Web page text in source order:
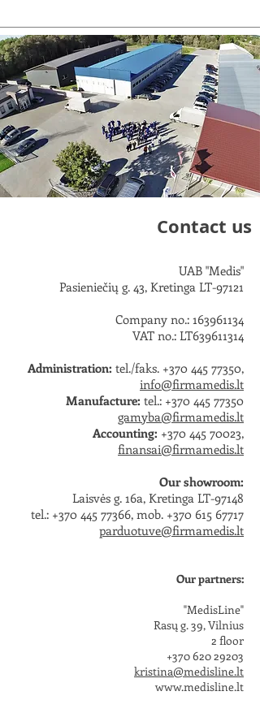
Contact us
UAB "Medis"
Pasieniečių g. 43, Kretinga LT-97121
Company no.: 163961134
VAT no.: LT639611314
Administration: tel./faks. +370 445 77350,
info@firmamedis.lt
Manufacture: tel.: +370 445 77350
gamyba@firmamedis.lt
Accounting: +370 445 70023,
finansai@firmamedis.lt
Our showroom:
Laisvės g. 16a, Kretinga LT-97148
tel.: +370 445 77366, mob. +370 615 67717
parduotuve@firmamedis.lt
Our partners:
"MedisLine"
Rasų g. 39, Vilnius
2 floor
+370 620 29203
kristina@medisline.lt
www.medisline.lt